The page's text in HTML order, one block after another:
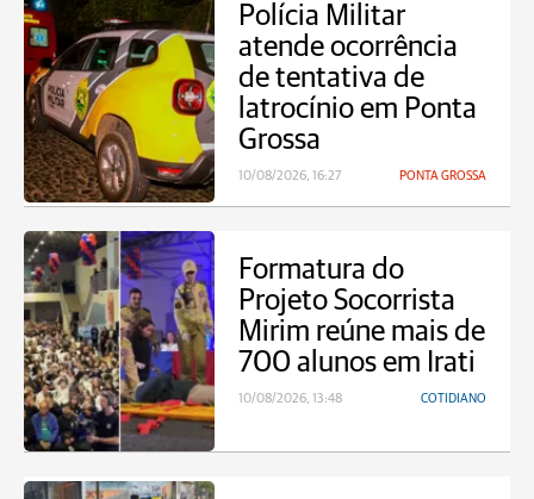
Polícia Militar
atende ocorrência
de tentativa de
latrocínio em Ponta
Grossa
10/08/2026, 16:27 PONTA GROSSA
Formatura do
Projeto Socorrista
Mirim reúne mais de
700 alunos em Irati
10/08/2026, 13:48 COTIDIANO